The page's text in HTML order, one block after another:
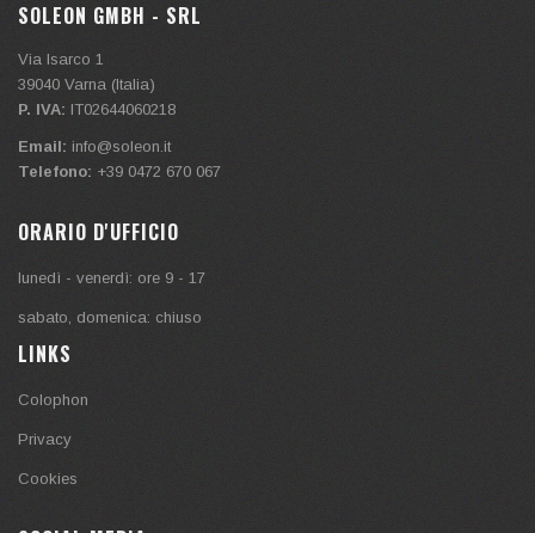
SOLEON GMBH - SRL
Via Isarco 1
39040 Varna (Italia)
P. IVA: IT02644060218
Email: info@soleon.it
Telefono: +39 0472 670 067
ORARIO D'UFFICIO
lunedì - venerdì: ore 9 - 17
sabato, domenica: chiuso
LINKS
Colophon
Privacy
Cookies